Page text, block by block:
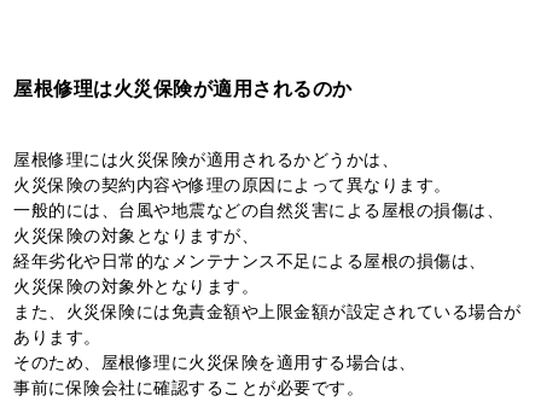
屋根修理は火災保険が適用されるのか
屋根修理には火災保険が適用されるかどうかは、
火災保険の契約内容や修理の原因によって異なります。
一般的には、台風や地震などの自然災害による屋根の損傷は、
火災保険の対象となりますが、
経年劣化や日常的なメンテナンス不足による屋根の損傷は、
火災保険の対象外となります。
また、火災保険には免責金額や上限金額が設定されている場合が
あります。
そのため、屋根修理に火災保険を適用する場合は、
事前に保険会社に確認することが必要です。